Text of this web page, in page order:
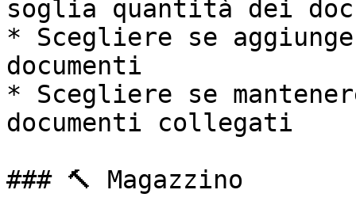
soglia quantità dei
* Scegliere se
documenti
* Scegliere se
documenti collegati
### 🔨 Magazzino